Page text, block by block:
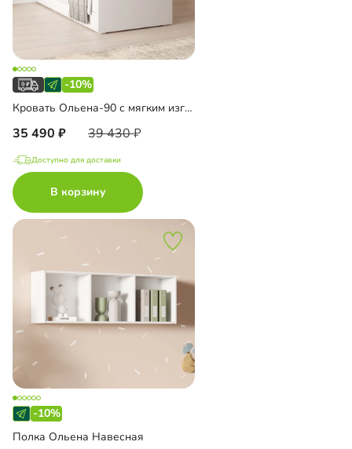
-10%
Кровать Ольена-90 с мягким изголовьем
35 490 39 430
Доступно для доставки
В корзину
-10%
Полка Ольена Навесная